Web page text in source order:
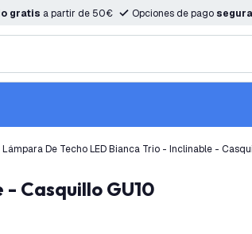
gratis a partir de 50€ Opciones de pago
Lámpara De Techo LED Bianca Trio - Inclinable -
Casquillo GU10